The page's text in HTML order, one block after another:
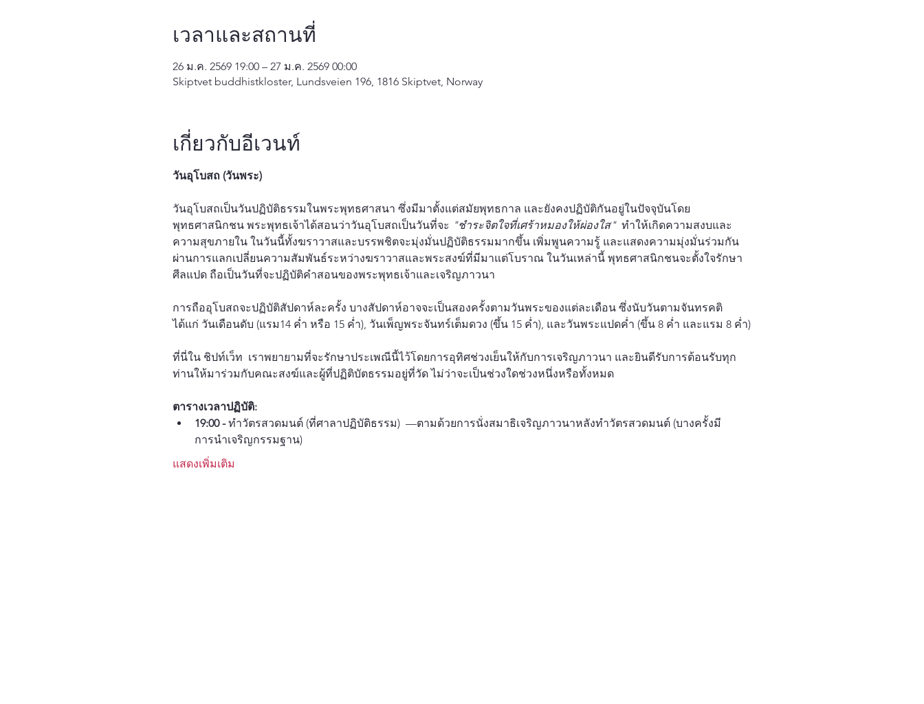
เวลาและสถานที่
26 ม.ค. 2569 19:00 – 27 ม.ค. 2569 00:00
Skiptvet buddhistkloster, Lundsveien 196, 1816 Skiptvet, Norway
เกี่ยวกับอีเวนท์
วันอุโบสถ (วันพระ)
วันอุโบสถเป็นวันปฏิบัติธรรมในพระพุทธศาสนา ซึ่งมีมาตั้งแต่สมัยพุทธกาล และยังคงปฏิบัติกันอยู่ในปัจจุบันโดย
พุทธศาสนิกชน พระพุทธเจ้าได้สอนว่าวันอุโบสถเป็นวันที่จะ "ชำระจิตใจที่เศร้าหมองให้ผ่องใส" ทำให้เกิดความสงบและ
ความสุขภายใน ในวันนี้ทั้งฆราวาสและบรรพชิตจะมุ่งมั่นปฏิบัติธรรมมากขึ้น เพิ่มพูนความรู้ และแสดงความมุ่งมั่นร่วมกัน
ผ่านการแลกเปลี่ยนความสัมพันธ์ระหว่างฆราวาสและพระสงฆ์ที่มีมาแต่โบราณ ในวันเหล่านี้ พุทธศาสนิกชนจะตั้งใจรักษา
ศีลแปด ถือเป็นวันที่จะปฏิบัติคำสอนของพระพุทธเจ้าและเจริญภาวนา
การถืออุโบสถจะปฏิบัติสัปดาห์ละครั้ง บางสัปดาห์อาจจะเป็นสองครั้งตามวันพระของแต่ละเดือน ซึ่งนับวันตามจันทรคติ
ได้แก่ วันเดือนดับ (แรม14 ค่ำ หรือ 15 ค่ำ), วันเพ็ญพระจันทร์เต็มดวง (ขึ้น 15 ค่ำ), และวันพระแปดค่ำ (ขึ้น 8 ค่ำ และแรม 8 ค่ำ)
ที่นี่ใน ชิปท์เว็ท  เราพยายามที่จะรักษาประเพณีนี้ไว้โดยการอุทิศช่วงเย็นให้กับการเจริญภาวนา และยินดีรับการต้อนรับทุก
ท่านให้มาร่วมกับคณะสงฆ์และผู้ที่ปฏิติบัตธรรมอยู่ที่วัด ไม่ว่าจะเป็นช่วงใดช่วงหนึ่งหรือทั้งหมด
ตารางเวลาปฏิบัติ:
19:00 - ทำวัตรสวดมนต์ (ที่ศาลาปฏิบัติธรรม)  —ตามด้วยการนั่งสมาธิเจริญภาวนาหลังทำวัตรสวดมนต์ (บางครั้งมี
การนำเจริญกรรมฐาน)
แสดงเพิ่มเติม